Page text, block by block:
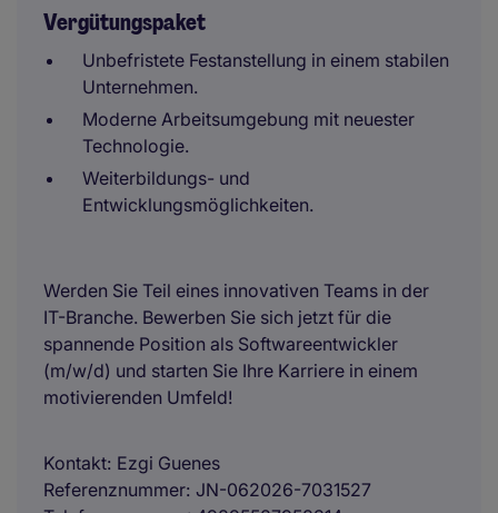
Vergütungspaket
Unbefristete Festanstellung in einem stabilen
Unternehmen.
Moderne Arbeitsumgebung mit neuester
Technologie.
Weiterbildungs- und
Entwicklungsmöglichkeiten.
Werden Sie Teil eines innovativen Teams in der
IT-Branche. Bewerben Sie sich jetzt für die
spannende Position als Softwareentwickler
(m/w/d) und starten Sie Ihre Karriere in einem
motivierenden Umfeld!
Kontakt Ezgi Guenes
Referenznummer JN-062026-7031527